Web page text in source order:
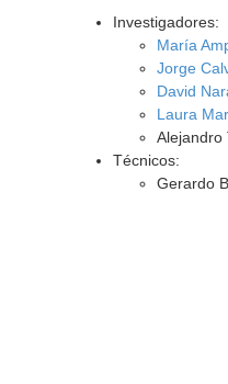
Investigadores:
María
Jorge
David
Laura
Alejandro
Técnicos:
Gerardo